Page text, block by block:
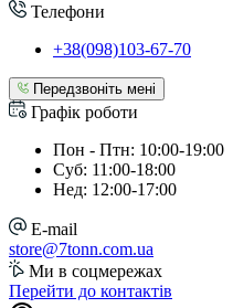
Телефони
+38(098)103-67-70
Передзвоніть мені
Графік роботи
Пон - Птн: 10:00-19:00
Суб: 11:00-18:00
Нед: 12:00-17:00
E-mail
store@7tonn.com.ua
Ми в соцмережах
Перейти до контактів